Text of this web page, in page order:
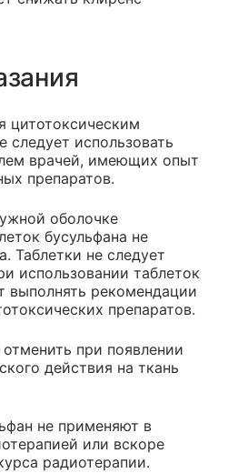
цитотоксическим
следует использовать
врачей, имеющих опыт
препаратов.
оболочке
бусульфана не
Таблетки не следует
использовании таблеток
выполнять рекомендации
препаратов.
при появлении
действия на ткань
не применяют в
или вскоре
радиотерапии.